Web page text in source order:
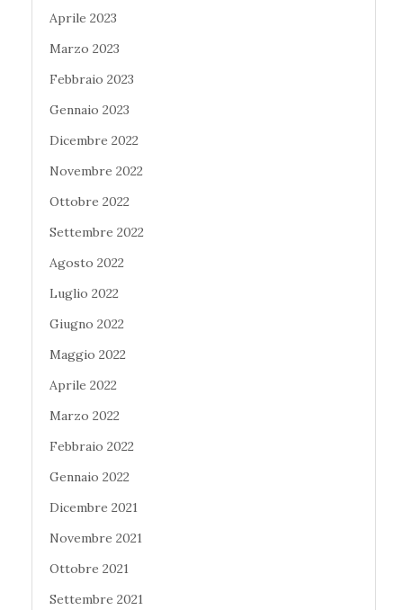
Aprile 2023
Marzo 2023
Febbraio 2023
Gennaio 2023
Dicembre 2022
Novembre 2022
Ottobre 2022
Settembre 2022
Agosto 2022
Luglio 2022
Giugno 2022
Maggio 2022
Aprile 2022
Marzo 2022
Febbraio 2022
Gennaio 2022
Dicembre 2021
Novembre 2021
Ottobre 2021
Settembre 2021